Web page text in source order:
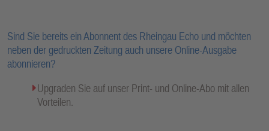
Sind Sie bereits ein Abonnent des Rheingau Echo und möchten
neben der gedruckten Zeitung auch unsere Online-Ausgabe
abonnieren?
Upgraden Sie auf unser Print- und Online-Abo mit allen
Vorteilen.